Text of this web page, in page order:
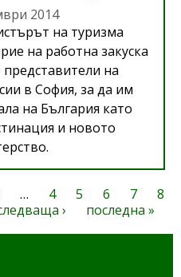
2014
на туризма
на работна закуска
на
в София, за да им
на България като
и новото
… 4 5 6 7
8
› последна »